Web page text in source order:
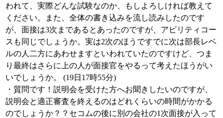
われて、実際どんな試験なのか、もしよろしければ教えて
ください。また、全体の書き込みを流し読みしたのです
が、面接は3次まであるとあったのですが、アビリティコー
スも同じでしょうか。実は2次のほうですでに次は部長レベ
ルの人二方にあわせますといわれていたのですけど、つま
り最終はさらに上の人が面接官をやるって考えたほうがい
いでしょうか。 (19日17時55分)
・質問です！説明会を受けた方へお聞きしたいのですが、
説明会と適正審査を終えるのはどれくらいの時間がかかる
のでしょうか？？セコムの後に別の会社の1次面接が入って